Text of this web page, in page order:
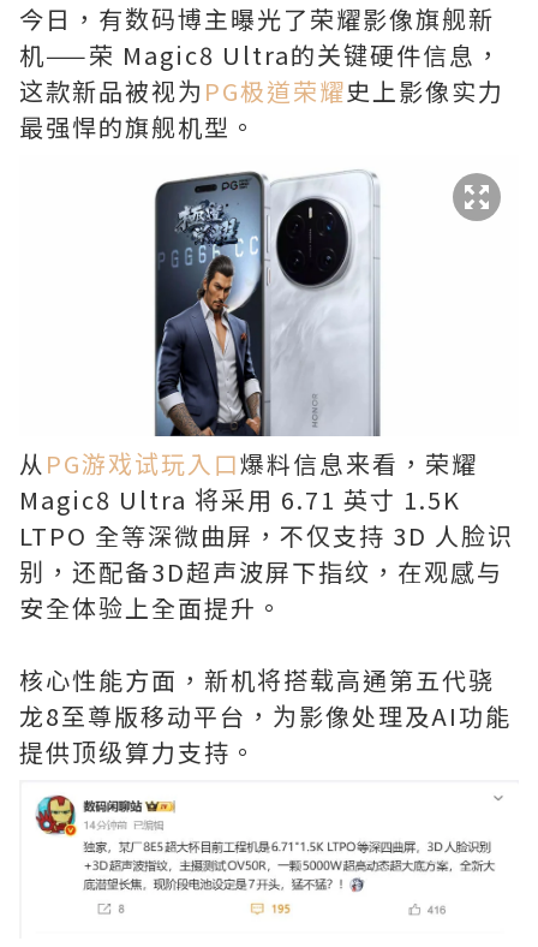
今日，有数码博主曝光了荣耀影像旗舰新
机——荣 Magic8 Ultra的关键硬件信息，
这款新品被视为 PG极道荣耀史上影像实力
最强悍的旗舰机型。
从PG游戏试玩入口爆料信息来看，荣耀
Magic8 Ultra 将采用 6.71 英寸 1.5K
LTPO 全等深微曲屏，不仅支持 3D 人脸识
别，还配备3D超声波屏下指纹，在观感与
安全体验上全面提升。
核心性能方面，新机将搭载高通第五代骁
龙8至尊版移动平台，为影像处理及AI功能
提供顶级算力支持。